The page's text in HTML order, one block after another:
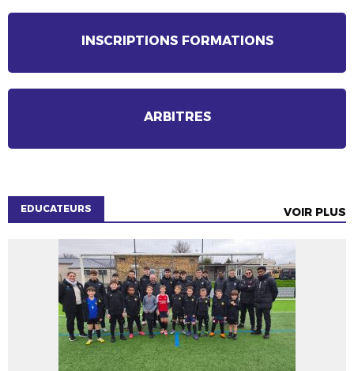
INSCRIPTIONS FORMATIONS
ARBITRES
EDUCATEURS VOIR PLUS